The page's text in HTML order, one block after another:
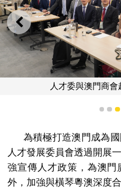
上一則
人才委與澳門商
1 2 3
為積極打造澳門成為
人才發展委員會透過開展
強宣傳人才政策，為澳
外，加強與橫琴粵澳深度